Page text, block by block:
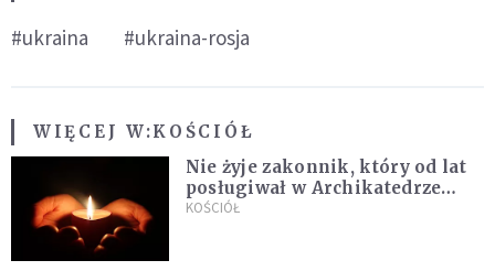
#ukraina #ukraina-rosja
WIĘCEJ W:KOŚCIÓŁ
Nie żyje zakonnik, który od lat
posługiwał w Archikatedrze
Warszawskiej. Już jako młody
KOŚCIÓŁ